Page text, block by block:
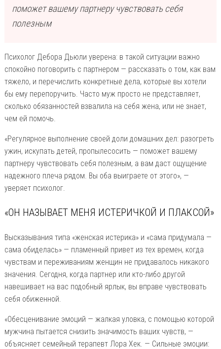
поможет вашему партнеру чувствовать себя
полезным
Психолог Дебора Дьюли уверена: в такой ситуации важно
спокойно поговорить с партнером — рассказать о том, как вам
тяжело, и перечислить конкретные дела, которые вы хотели
бы ему перепоручить. Часто муж просто не представляет,
сколько обязанностей взвалила на себя жена, или не знает,
чем ей помочь.
«Регулярное выполнение своей доли домашних дел: разогреть
ужин, искупать детей, пропылесосить — поможет вашему
партнеру чувствовать себя полезным, а вам даст ощущение
надежного плеча рядом. Вы оба выиграете от этого», —
уверяет психолог.
«ОН НАЗЫВАЕТ МЕНЯ ИСТЕРИЧКОЙ И ПЛАКСОЙ»
Высказывания типа «женская истерика» и «сама придумала —
сама обиделась» — пламенный привет из тех времен, когда
чувствам и переживаниям женщин не придавалось никакого
значения. Сегодня, когда партнер или кто-либо другой
навешивает на вас подобный ярлык, вы вправе чувствовать
себя обиженной.
«Обесценивание эмоций — жалкая уловка, с помощью которой
мужчина пытается снизить значимость ваших чувств, —
объясняет семейный терапевт Лора Хек. — Сильные эмоции: